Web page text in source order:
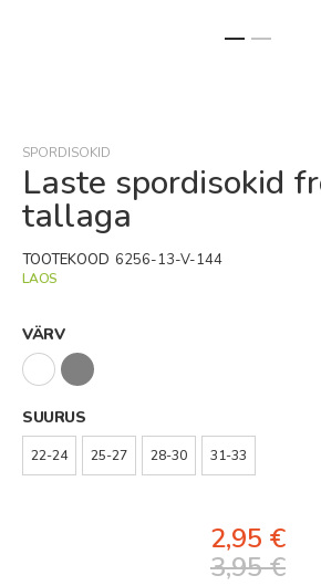
of
the
images
SPORDISOKID
Laste spordisokid
tallaga
LAOS
TOOTEKOOD 6256-13-V-144
VÄRV
SUURUS
22-24 25-27 28-30 31-33
2,95 €
3,95 €